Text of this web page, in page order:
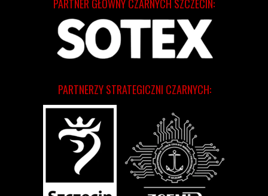
PARTNERZY STRATEGICZNI CZARNYCH:
PARTNER GŁÓWNY CZARNYCH SZCZECIN: